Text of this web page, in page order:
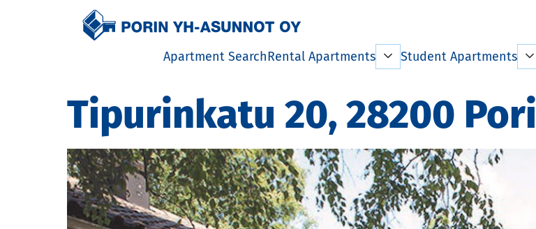
Etusivulle
Apartment SearchRental Apartments
district
Tenant information
Pricelist
Student Apartments
Tenant information
Student City Pori
Pricelist
House Rules
Tipurinkatu 20, 28200 Pori